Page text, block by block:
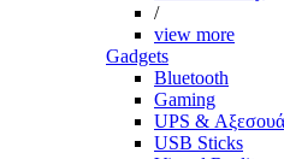
/
view more
Gadgets
Bluetooth
Gaming
UPS &
USB Sticks